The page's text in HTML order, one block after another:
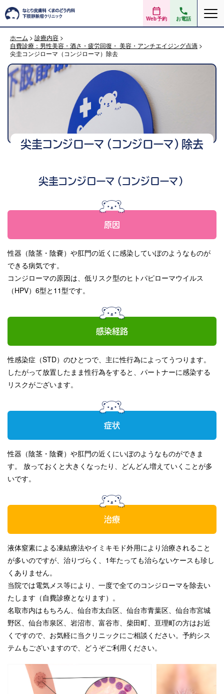
Web予約 お電話
ホーム > 診療内容 >
自費診療：男性美容・酒さ・疲労回復・ 美容・アンチエイジング点滴 >
尖圭コンジローマ（コンジローマ）除去
尖圭コンジローマ（コンジローマ）除去
尖圭コンジローマ（コンジローマ）
原因
性器（陰茎・陰嚢）や肛門の近くに感染していぼのようなものが
できる病気です。
コンジローマの原因は、低リスク型のヒトパピローマウイルス
（HPV）6型と11型です。
感染経路
性感染症（STD）のひとつで、主に性行為によってうつります。
したがって放置したまま性行為をすると、パートナーに感染する
リスクがございます。
症状
性器（陰茎・陰嚢）や肛門の近くにいぼのようなものができま
す。 放っておくと大きくなったり、どんどん増えていくことが多
いです。
治療
液体窒素による凍結療法やイミキモド外用により治療されること
が多いのですが、治りづらく、1年たっても治らないケースも珍し
くありません。
当院では電気メス等により、一度で全てのコンジローマを除去い
たします（自費診療となります）。
名取市内はもちろん、仙台市太白区、仙台市青葉区、仙台市宮城
野区、仙台市泉区、岩沼市、富谷市、柴田町、亘理町の方はお近
くですので、お気軽に当クリニックにご相談ください。予約シス
テムもございますので、どうぞご利用ください。